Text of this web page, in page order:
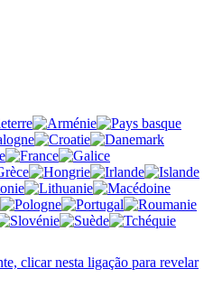
clicar nesta ligação para revelar